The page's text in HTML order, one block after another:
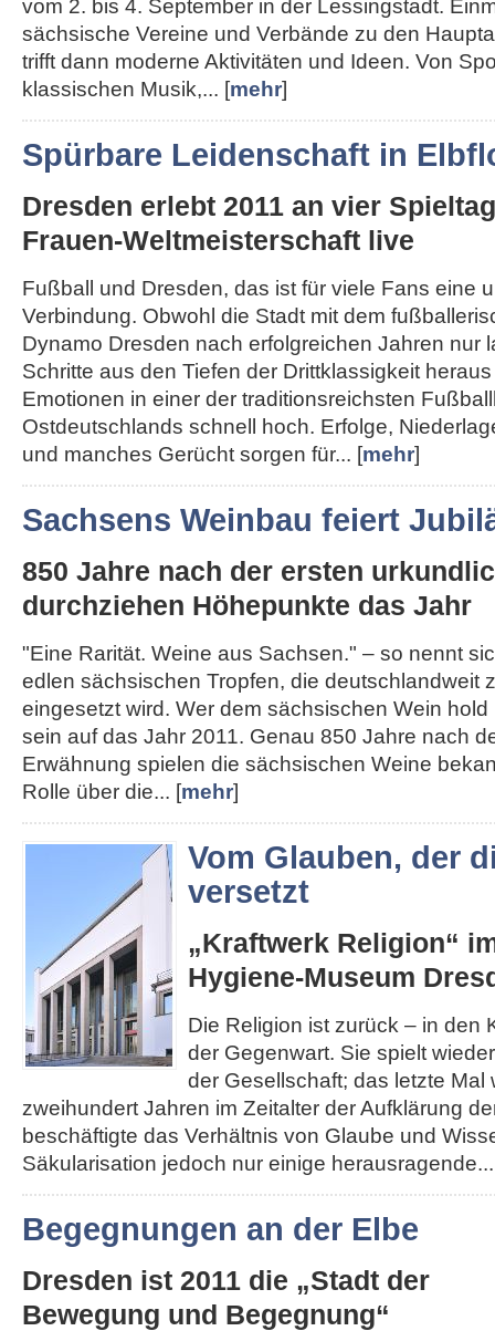
vom 2. bis 4. September in der Lessingstadt.
sächsische Vereine und Verbände zu den
trifft dann moderne Aktivitäten und Ideen. Von
klassischen Musik,... [mehr]
Spürbare Leidenschaft in
Dresden erlebt 2011 an vier
Frauen-Weltmeisterschaft live
Fußball und Dresden, das ist für viele Fans eine
Verbindung. Obwohl die Stadt mit dem
Dynamo Dresden nach erfolgreichen Jahren nur
Schritte aus den Tiefen der Drittklassigkeit
Emotionen in einer der traditionsreichsten
Ostdeutschlands schnell hoch. Erfolge,
und manches Gerücht sorgen für... [mehr]
Sachsens Weinbau feiert
850 Jahre nach der ersten
durchziehen Höhepunkte das Jahr
"Eine Rarität. Weine aus Sachsen." – so nennt
edlen sächsischen Tropfen, die deutschlandweit
eingesetzt wird. Wer dem sächsischen Wein
sein auf das Jahr 2011. Genau 850 Jahre nach
Erwähnung spielen die sächsischen Weine
Rolle über die... [mehr]
Vom Glauben, der
versetzt
„Kraftwerk Religion“
Hygiene-Museum
Die Religion ist zurück – in den
der Gegenwart. Sie spielt
der Gesellschaft; das letzte Mal
zweihundert Jahren im Zeitalter der Aufklärung
beschäftigte das Verhältnis von Glaube und
Säkularisation jedoch nur einige
Begegnungen an der Elbe
Dresden ist 2011 die „Stadt der
Bewegung und Begegnung“